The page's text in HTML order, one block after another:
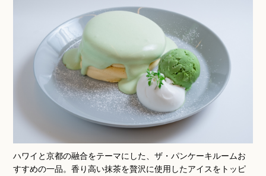
ハワイと京都の融合をテーマにした、ザ・パンケーキルームお
すすめの一品。香り高い抹茶を贅沢に使用したアイスをトッピ